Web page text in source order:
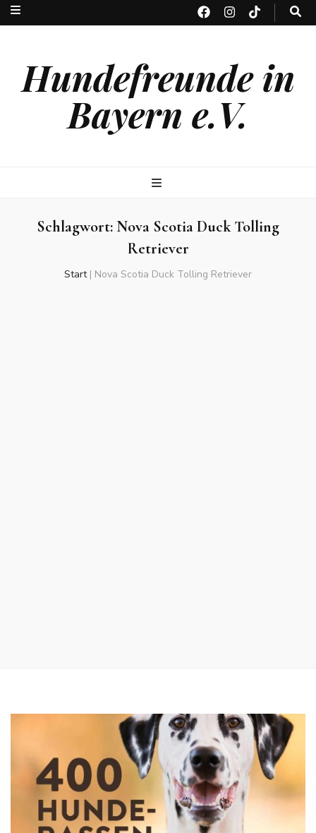
Hundefreunde in
Bayern e.V.
Schlagwort: Nova Scotia Duck Tolling
Retriever
Start | Nova Scotia Duck Tolling Retriever